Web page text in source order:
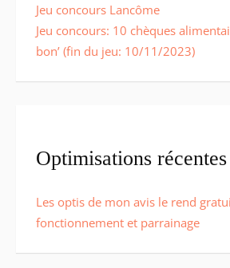
Jeu concours Lancôme
Jeu concours: 10 chèques
bon’ (fin du jeu: 10/11/2023)
Optimisations récentes
Les optis de mon avis le rend
fonctionnement et parrainage